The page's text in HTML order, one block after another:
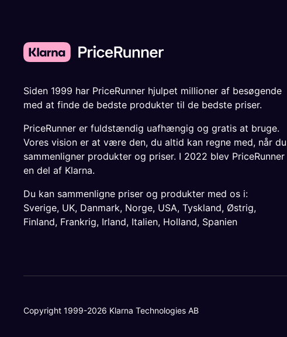
Siden 1999 har PriceRunner hjulpet millioner af besøgende
med at finde de bedste produkter til de bedste priser.
PriceRunner er fuldstændig uafhængig og gratis at bruge.
Vores vision er at være den, du altid kan regne med, når du
sammenligner produkter og priser. I 2022 blev PriceRunner
en del af Klarna.
Du kan sammenligne priser og produkter med os i:
Sverige, UK, Danmark, Norge, USA, Tyskland, Østrig,
Finland, Frankrig, Irland, Italien, Holland, Spanien
Copyright 1999-2026 Klarna Technologies AB